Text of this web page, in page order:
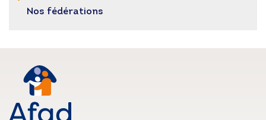
Nos fédérations